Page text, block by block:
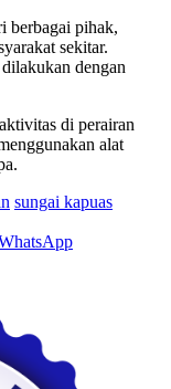
berbagai pihak,
sekitar.
dengan
di perairan
alat
sungai kapuas